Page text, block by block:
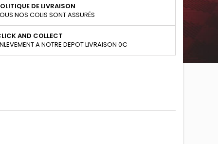
DE LIVRAISON
NOS COLIS SONT ASSURÉS
AND COLLECT
A NOTRE DEPOT LIVRAISON 0€